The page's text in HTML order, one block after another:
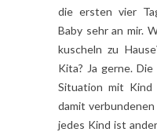
die ersten vier
Baby sehr an mir.
kuscheln zu
Kita? Ja gerne.
Situation mit Kind
damit verbundenen
jedes Kind ist